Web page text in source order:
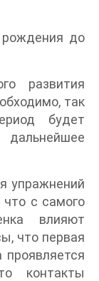
рождения до
развития
так
будет
дальнейшее
упражнений
что с самого
влияют
что первая
проявляется
контакты